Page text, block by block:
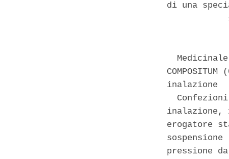
di una
inalazione
inalazione,
erogatore
pressione